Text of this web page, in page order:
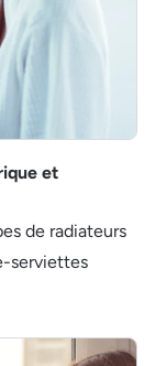
et
de radiateurs
serviettes